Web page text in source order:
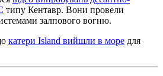
типу Кентавр. Вони провели
залпового вогню.
катери Island вийшли в море для